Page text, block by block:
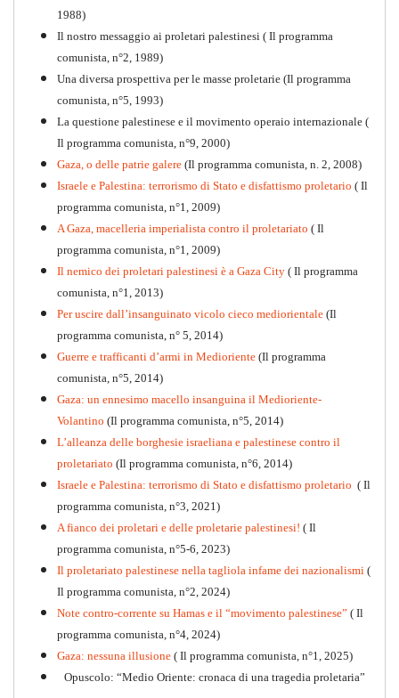
Per la difesa intransigente
1988)
Il nostro messaggio ai proletari palestinesi ( Il programma
comunista, n°2, 1989)
Una diversa prospettiva per le masse proletarie (Il programma
comunista, n°5, 1993)
La questione palestinese e il movimento operaio internazionale (
Il programma comunista, n°9, 2000)
Gaza, o delle patrie galere (Il programma comunista, n. 2, 2008)
Israele e Palestina: terrorismo di Stato e disfattismo proletario ( Il
programma comunista, n°1, 2009)
A Gaza, macelleria imperialista contro il proletariato ( Il
programma comunista, n°1, 2009)
Il nemico dei proletari palestinesi è a Gaza City ( Il programma
comunista, n°1, 2013)
Per uscire dall’insanguinato vicolo cieco mediorientale (Il
programma comunista, n° 5, 2014)
Guerre e trafficanti d’armi in Medioriente (Il programma
comunista, n°5, 2014)
Gaza: un ennesimo macello insanguina il Medioriente-
Volantino (Il programma comunista, n°5, 2014)
L’alleanza delle borghesie israeliana e palestinese contro il
proletariato (Il programma comunista, n°6, 2014)
Israele e Palestina: terrorismo di Stato e disfattismo proletario ( Il
programma comunista, n°3, 2021)
A fianco dei proletari e delle proletarie palestinesi! ( Il
programma comunista, n°5-6, 2023)
Il proletariato palestinese nella tagliola infame dei nazionalismi (
Il programma comunista, n°2, 2024)
Note contro-corrente su Hamas e il “movimento palestinese” ( Il
programma comunista, n°4, 2024)
Gaza: nessuna illusione ( Il programma comunista, n°1, 2025)
Opuscolo: “Medio Oriente: cronaca di una tragedia proletaria”